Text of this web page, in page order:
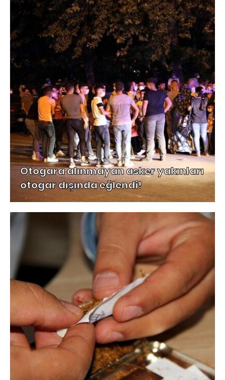
Otogara alınmayan asker yakınları
otogar dışında eğlendi!